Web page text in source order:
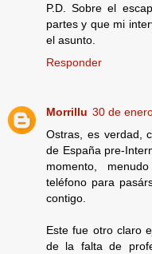
P.D. Sobre el
partes y que mi
el asunto.
Responder
Morrillu 30 de
Ostras, es verdad,
de España pre-
momento,
teléfono para
contigo.
Este fue otro claro
de la falta de